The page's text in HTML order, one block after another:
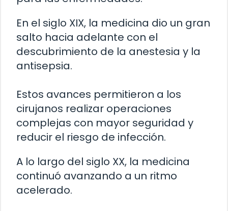
En el siglo XIX, la medicina dio un gran
salto hacia adelante con el
descubrimiento de la anestesia y la
antisepsia.
Estos avances permitieron a los
cirujanos realizar operaciones
complejas con mayor seguridad y
reducir el riesgo de infección.
A lo largo del siglo XX, la medicina
continuó avanzando a un ritmo
acelerado.